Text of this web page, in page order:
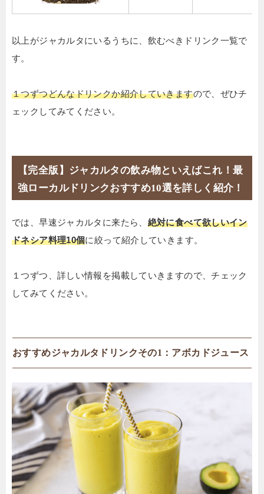
以上がジャカルタにいるうちに、飲むべきドリンク一覧で
す。
１つずつどんなドリンクか紹介していきますので、ぜひチ
ェックしてみてください。
【完全版】ジャカルタの飲み物といえばこれ！最
強ローカルドリンクおすすめ10選を詳しく紹介！
では、早速ジャカルタに来たら、 絶対に食べて欲しいイン
ドネシア料理10個に絞って紹介していきます。
１つずつ、詳しい情報を掲載していきますので、チェック
してみてください。
おすすめジャカルタドリンクその1：アボカドジュース